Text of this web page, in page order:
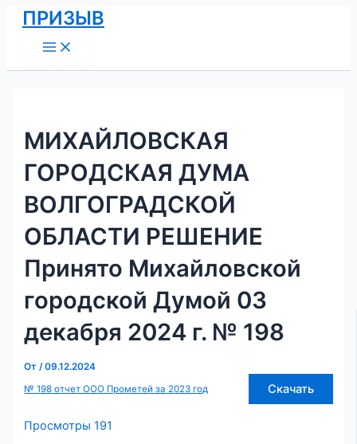
Перейти
содержимому
ПРИЗЫВ
Menu
МИХАЙЛОВСКАЯ
ГОРОДСКАЯ ДУМА
ВОЛГОГРАДСКОЙ
ОБЛАСТИ РЕШЕНИЕ
Принято Михайловской
городской Думой 03
декабря 2024 г. № 198
От/09.12.2024
№ 198 отчет ООО Прометей за 2023 год
Скачать
Просмотры 191
Навигация
по
записям